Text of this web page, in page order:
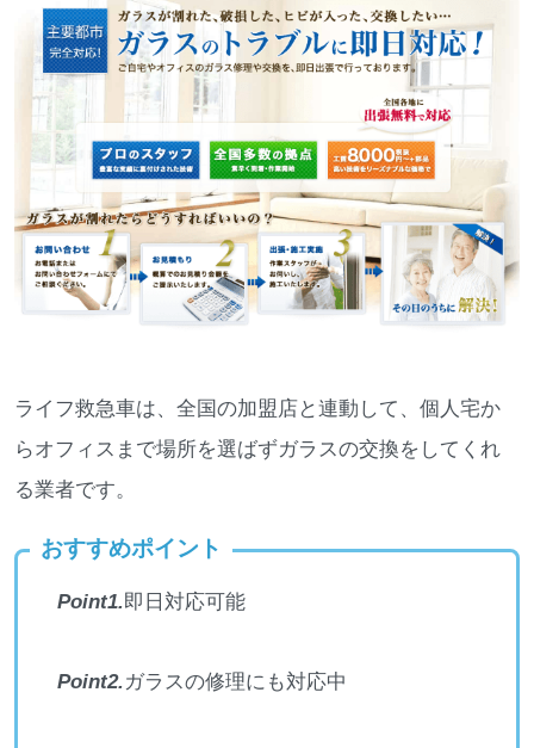
ライフ救急車は、全国の加盟店と連動して、個人宅か
らオフィスまで場所を選ばずガラスの交換をしてくれ
る業者です。
おすすめポイント
Point1.即日対応可能
Point2.ガラスの修理にも対応中